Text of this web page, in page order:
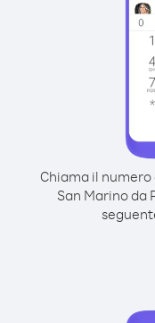
Chiama il
San Marino da